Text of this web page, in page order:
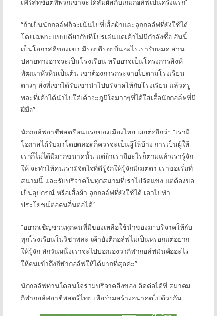
เฟิร์สทช์อตที่พวกเขาจะได้สัมผัสกับเกมกอล์ฟเป็นครั้งแรก”
“ถ้าเป็นนักกอล์ฟก็จะเน้นไปที่เสื้อผ้าและลูกกอล์ฟที่ยังใช้ได้
โดยเฉพาะแบบเดียวกับที่โปรเล่นแต่เค้าไม่มีกำลังซื้อ อันนี้
เป็นโอกาสดีของเขา มีรอยตีรอยบิ่นอะไรเรารับหมด ส่วน
ปลายทางอาจจะเป็นโรงเรียน หรืออาจเป็นโครงการสิงห์
พัฒนาหัวหินเป็นต้น เขาต้องการกระจายไปตามโรงเรียน
ต่างๆ สิ่งที่เขาได้รับเขานำไปบริจาคให้กับโรงเรียน แล้วครู
พละที่เค้าได้นำไปใส่เค้าจะภูมิใจมากๆที่ได้ใส่เสื้อนักกอล์ฟที่มี
ฝีมือ”
นักกอล์ฟอาชีพสตรีคนแรกของเมืองไทย เผยต่ออีกว่า “เรามี
โอกาสได้รับมาโดยตลอดก็ควรจะเป็นผู้ให้บ้าง การเป็นผู้ให้
เราก็ไม่ได้มีมากขนาดนั้น แต่ถ้าเรามีอะไรก็ตามแล้วเรารู้จัก
ให้ จะทำให้คนเรามีจิตใจที่ดีรู้จักให้รู้จักมีเมตตา เราขอเริ่มที่
สนามนี้ และรับบริจาคในทุกสนามที่เราไปจัดแข่ง แต่ต้องขอ
เป็นอุปกรณ์ หรือเสื้อผ้า ลูกกอล์ฟที่ยังใช้ได้ เอาไปทำ
ประโยชน์ต่อคนอื่นต่อได้”
“อยากเชิญชวนทุกคนที่มีของเหลือใช้นำของมาบริจาคให้กับ
ทุกโรงเรียนในวิชาพละ เค้ายังตีกอล์ฟไม่เป็นหรอกแต่อยาก
ให้รู้จัก สักวันหนึ่งเราจะไปบอกเองว่ากีฬากอล์ฟมันคืออะไร
ให้คนเข้าถึงกีฬากอล์ฟให้ได้มากที่สุดค่ะ”
นักกอล์ฟท่านใดสนใจร่วมบริจาคสิ่งของ ติดต่อได้ที่ สมาคม
กีฬากอล์ฟอาชีพสตรีไทย เพื่อร่วมสร้างอนาคตไปด้วยกัน